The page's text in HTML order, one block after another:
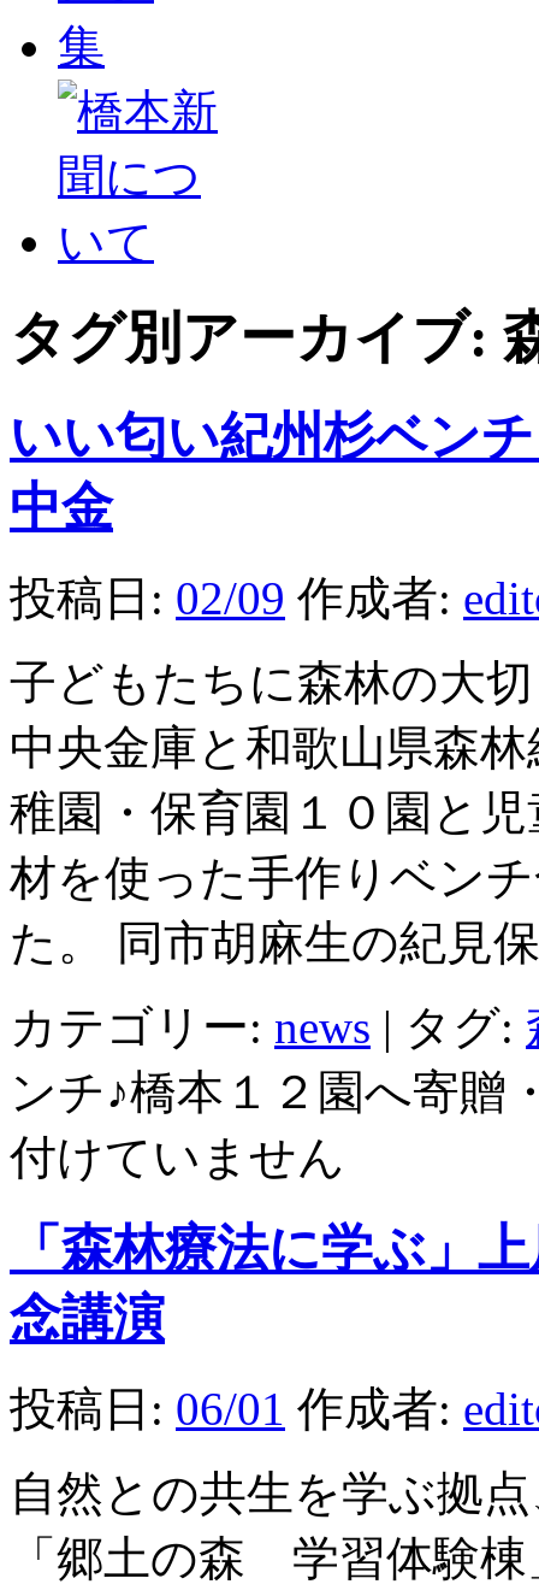
タグ別アーカイブ:
いい匂い紀州杉ベン
中金
投稿日: 02/09 作成者:
子どもたちに森林の大
中央金庫と和歌山県森
稚園・保育園１０園と
材を使った手作りベン
た。 同市胡麻生の紀見
カテゴリー: news | タグ:
ンチ♪橋本１２園へ寄贈
付けていません
「森林療法に学ぶ」
念講演
投稿日: 06/01 作成者:
自然との共生を学ぶ拠
「郷土の森 学習体験